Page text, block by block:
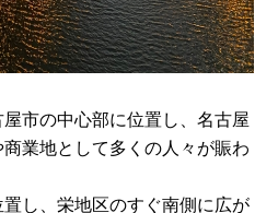
市の中心部に位置し、名古屋
業地として多くの人々が賑わ
し、栄地区のすぐ南側に広が